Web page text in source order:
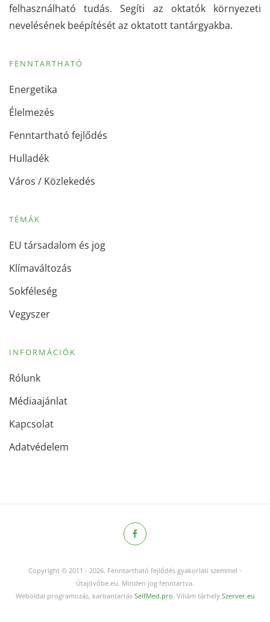
felhasználható tudás. Segíti az oktatók környezeti
nevelésének beépítését az oktatott tantárgyakba.
FENNTARTHATÓ
Energetika
Élelmezés
Fenntartható fejlődés
Hulladék
Város / Közlekedés
TÉMÁK
EU társadalom és jog
Klímaváltozás
Sokféleség
Vegyszer
INFORMÁCIÓK
Rólunk
Médiaajánlat
Kapcsolat
Adatvédelem
Copyright © 2011 - 2026. Fenntartható fejlődés gyakorlati szemmel -
Útajövőbe.eu. Minden jog fenntartva.
Weboldal programozás, karbantartás SelfMed.pro. Villám tárhely Szerver.eu